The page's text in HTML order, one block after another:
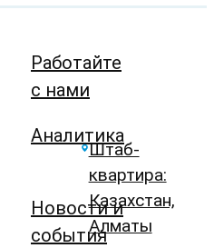
Работайте
с нами
Аналитика
Новости и
события
Штаб-
квартира:
Казахстан,
Алматы